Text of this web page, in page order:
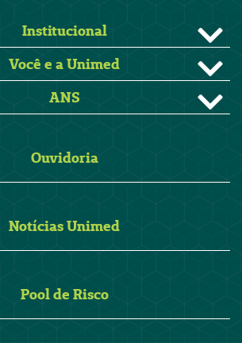
Institucional
Você e a Unimed
ANS
Ouvidoria
Notícias Unimed
Pool de Risco